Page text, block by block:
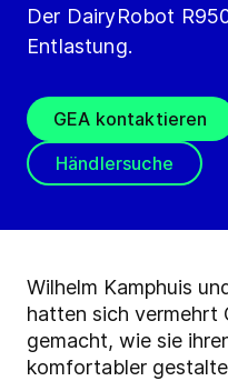
Der DairyRobot
Entlastung.
GEA kontaktieren
Händlersuche
Wilhelm Kamphuis
hatten sich vermehrt
gemacht, wie sie
komfortabler